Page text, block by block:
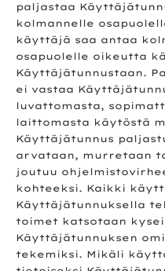
paljastaa
kolmannelle
käyttäjä saa antaa
osapuolelle oikeutta
Käyttäjätunnustaan.
ei vastaa
luvattomasta,
laittomasta käytöstä
Käyttäjätunnus
arvataan, murretaan
joutuu
kohteeksi. Kaikki
Käyttäjätunnuksella
toimet katsotaan
Käyttäjätunnuksen
tekemiksi. Mikäli